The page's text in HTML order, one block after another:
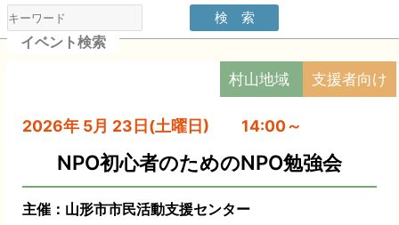
イベント検索
村山地域 支援者向け
2026年 5月 23日(土曜日) 14:00～
NPO初心者のためのNPO勉強会
主催：山形市市民活動支援センター